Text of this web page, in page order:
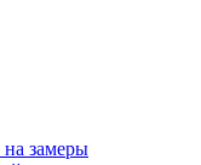
на замеры